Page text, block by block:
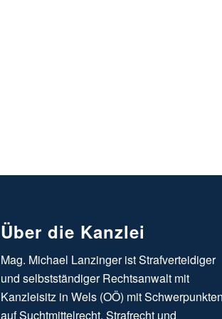
Über die Kanzlei
Mag. Michael Lanzinger ist Strafverteidiger
und selbstständiger Rechtsanwalt mit
Kanzleisitz in Wels (OÖ) mit Schwerpunkten
auf Suchtmittelrecht, Strafrecht und